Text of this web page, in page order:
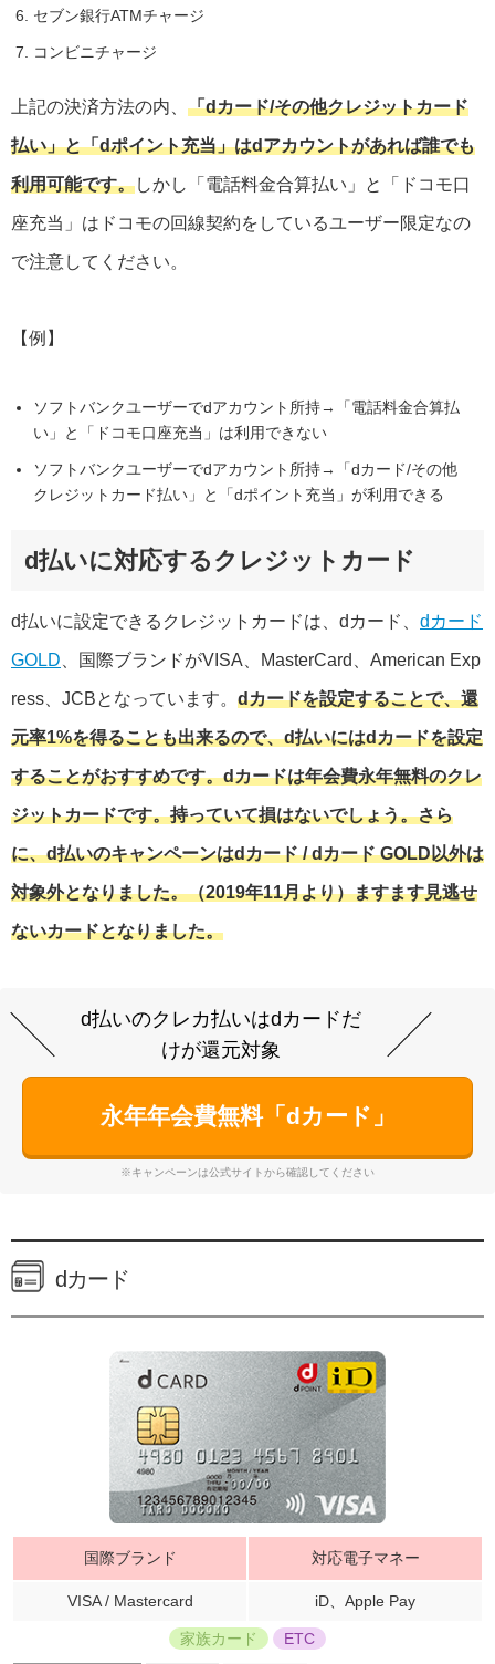
セブン銀行ATMチャージ
コンビニチャージ
上記の決済方法の内、 「dカード/その他クレジットカード
払い」と「dポイント充当」はdアカウントがあれば誰でも
利用可能です。しかし「電話料金合算払い」と「ドコモ口
座充当」はドコモの回線契約をしているユーザー限定なの
で注意してください。
【例】
ソフトバンクユーザーでdアカウント所持→「電話料金合算払
い」と「ドコモ口座充当」は利用できない
ソフトバンクユーザーでdアカウント所持→「dカード/その他
クレジットカード払い」と「dポイント充当」が利用できる
d払いに対応するクレジットカード
d払いに設定できるクレジットカードは、dカード、 dカード
GOLD 、国際ブランドがVISA、MasterCard、American Exp
ress、JCBとなっています。 dカードを設定することで、還
元率1%を得ることも出来るので、d払いにはdカードを設定
することがおすすめです。dカードは年会費永年無料のクレ
ジットカードです。持っていて損はないでしょう。さら
に、d払いのキャンペーンはdカード / dカード GOLD以外は
対象外となりました。（2019年11月より）ますます見逃せ
ないカードとなりました。
d払いのクレカ払いはdカードだ
けが還元対象
永年年会費無料「dカード」
※キャンペーンは公式サイトから確認してください
dカード
国際ブランド 対応電子マネー
VISA / Mastercard iD、Apple Pay
家族カード ETC